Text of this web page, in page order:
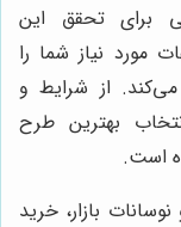
برای تحقق این
مورد نیاز شما را
از شرایط و
بهترین طرح
است.
بازار، خرید